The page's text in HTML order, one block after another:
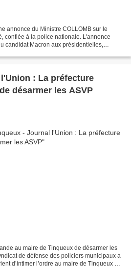
annonce du Ministre COLLOMB sur le
confiée à la police nationale. L'annonce
candidat Macron aux présidentielles,
: La préfecture
désarmer les ASVP
au maire de Tinqueux de désarmer les
de défense des policiers municipaux a
d’intimer l’ordre au maire de Tinqueux de